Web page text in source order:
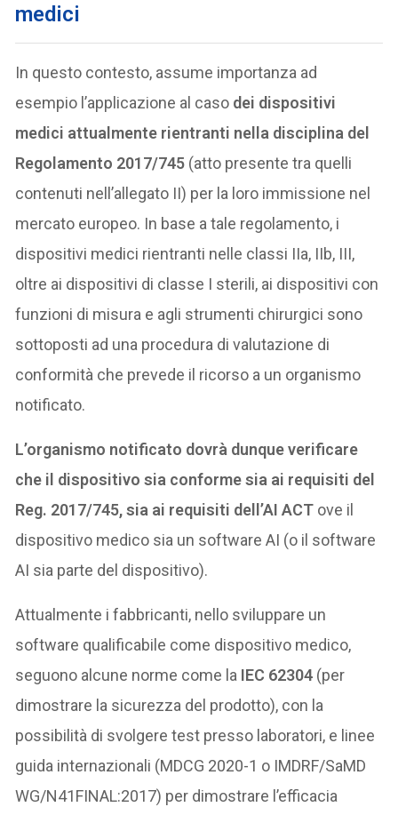
medici
In questo contesto, assume importanza ad
esempio l’applicazione al caso dei dispositivi
medici attualmente rientranti nella disciplina del
Regolamento 2017/745 (atto presente tra quelli
contenuti nell’allegato II) per la loro immissione nel
mercato europeo. In base a tale regolamento, i
dispositivi medici rientranti nelle classi IIa, IIb, III,
oltre ai dispositivi di classe I sterili, ai dispositivi con
funzioni di misura e agli strumenti chirurgici sono
sottoposti ad una procedura di valutazione di
conformità che prevede il ricorso a un organismo
notificato.
L’organismo notificato dovrà dunque verificare
che il dispositivo sia conforme sia ai requisiti del
Reg. 2017/745, sia ai requisiti dell’AI ACT ove il
dispositivo medico sia un software AI (o il software
AI sia parte del dispositivo).
Attualmente i fabbricanti, nello sviluppare un
software qualificabile come dispositivo medico,
seguono alcune norme come la IEC 62304 (per
dimostrare la sicurezza del prodotto), con la
possibilità di svolgere test presso laboratori, e linee
guida internazionali (MDCG 2020-1 o IMDRF/SaMD
WG/N41FINAL:2017) per dimostrare l’efficacia